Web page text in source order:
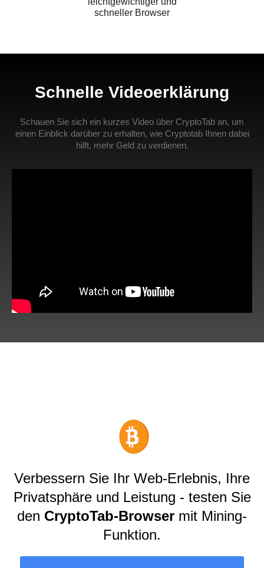
schneller Browser
Schnelle Videoerklärung
Schauen Sie sich ein kurzes Video über CryptoTab an, um
einen Einblick darüber zu erhalten, wie Cryptotab Ihnen dabei
hilft, mehr Geld zu verdienen.
Verbessern Sie Ihr Web-Erlebnis, Ihre
Privatsphäre und Leistung - testen Sie
den CryptoTab-Browser mit Mining-
Funktion.